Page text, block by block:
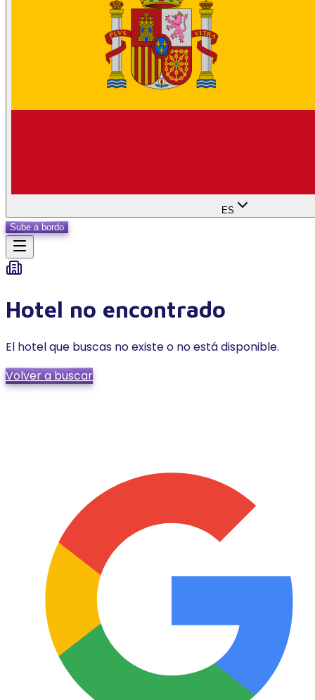
ES
Sube a bordo
Hotel no encontrado
El hotel que buscas no existe o no está disponible.
Volver a buscar